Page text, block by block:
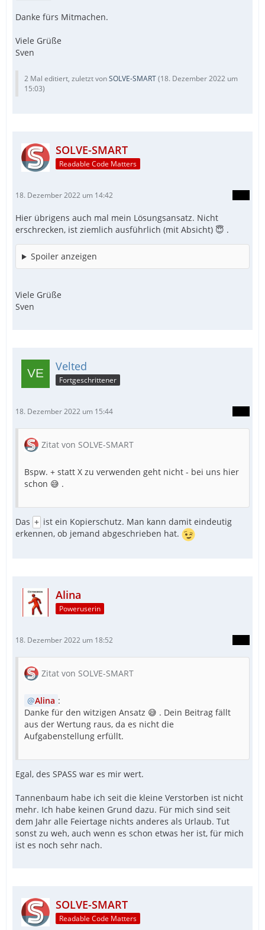
Danke fürs Mitmachen.
Viele Grüße
Sven
2 Mal editiert, zuletzt vonSOLVE-SMART(18. Dezember 2022 um
15:03)
SOLVE-SMART
Readable Code Matters
18. Dezember 2022 um 14:42
Hier übrigens auch mal mein Lösungsansatz. Nicht
erschrecken, ist ziemlich ausführlich (mit Absicht) 😇 .
Spoiler anzeigen
Viele Grüße
Sven
Velted
Fortgeschrittener
18. Dezember 2022 um 15:44
Zitat von SOLVE-SMART
Bspw. + statt X zu verwenden geht nicht - bei uns hier
schon 😅 .
Das + ist ein Kopierschutz. Man kann damit eindeutig
erkennen, ob jemand abgeschrieben hat.
Alina
Poweruserin
18. Dezember 2022 um 18:52
Zitat von SOLVE-SMART
Alina :
Danke für den witzigen Ansatz 😅 . Dein Beitrag fällt
aus der Wertung raus, da es nicht die
Aufgabenstellung erfüllt.
Egal, des SPASS war es mir wert.
Tannenbaum habe ich seit die kleine Verstorben ist nicht
mehr. Ich habe keinen Grund dazu. Für mich sind seit
dem Jahr alle Feiertage nichts anderes als Urlaub. Tut
sonst zu weh, auch wenn es schon etwas her ist, für mich
ist es noch sehr nach.
SOLVE-SMART
Readable Code Matters